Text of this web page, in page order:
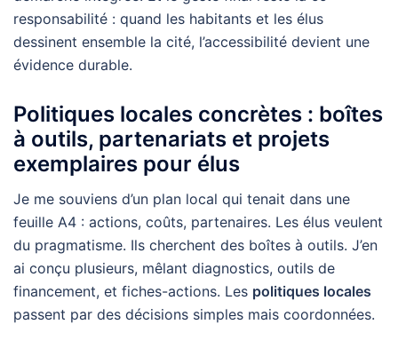
responsabilité : quand les habitants et les élus
dessinent ensemble la cité, l’accessibilité devient une
évidence durable.
Politiques locales concrètes : boîtes
à outils, partenariats et projets
exemplaires pour élus
Je me souviens d’un plan local qui tenait dans une
feuille A4 : actions, coûts, partenaires. Les élus veulent
du pragmatisme. Ils cherchent des boîtes à outils. J’en
ai conçu plusieurs, mêlant diagnostics, outils de
financement, et fiches-actions. Les politiques locales
passent par des décisions simples mais coordonnées.